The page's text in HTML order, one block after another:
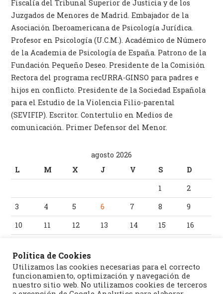
Fiscalía del Tribunal Superior de Justicia y de los
Juzgados de Menores de Madrid. Embajador de la
Asociación Iberoamericana de Psicología Jurídica.
Profesor en Psicología (U.C.M.). Académico de Número
de la Academia de Psicología de España. Patrono de la
Fundación Pequeño Deseo. Presidente de la Comisión
Rectora del programa recURRA-GINSO para padres e
hijos en conflicto. Presidente de la Sociedad Española
para el Estudio de la Violencia Filio-parental
(SEVIFIP). Escritor. Contertulio en Medios de
comunicación. Primer Defensor del Menor.
agosto 2026
L
M X J V S
D
1
2
3
4 5 6 7 8
9
10
11 12 13 14 15
16
24
25 26 28 29
31
Política de Cookies
Utilizamos las cookies necesarias para el correcto
funcionamiento, optimización y navegación de
nuestro sitio web. No utilizamos cookies de terceros